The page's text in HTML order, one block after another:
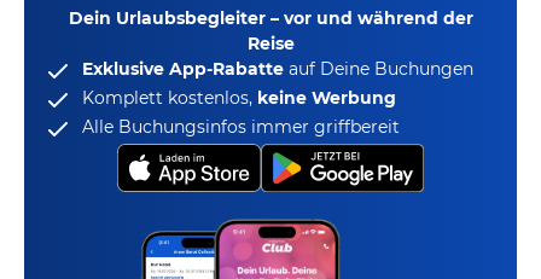
Dein Urlaubsbegleiter – vor und während der
Reise
Exklusive App-Rabatte auf Deine Buchungen
Komplett kostenlos, keine Werbung
Alle Buchungsinfos immer griffbereit